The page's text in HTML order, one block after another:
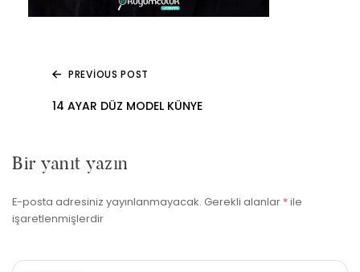
Yazı
PREVIOUS POST
14 AYAR DÜZ MODEL KÜNYE
Bir yanıt yazın
E-posta adresiniz yayınlanmayacak. Gerekli alanlar *ile
işaretlenmişlerdir